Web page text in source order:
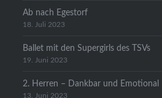
Ab nach Egestorf
18. Juli 2023
Ballet mit den Supergirls des TSVs
19. Juni 2023
2. Herren – Dankbar und Emotional
13. Juni 2023